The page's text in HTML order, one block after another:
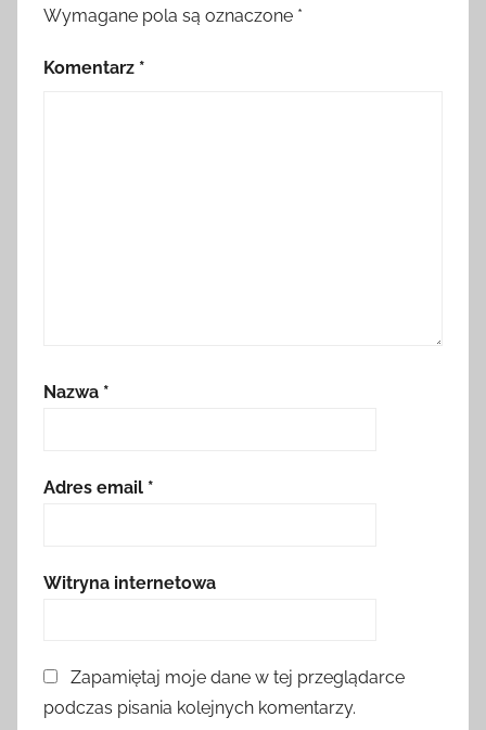
Wymagane pola są oznaczone *
Komentarz *
Nazwa *
Adres email *
Witryna internetowa
Zapamiętaj moje dane w tej przeglądarce
podczas pisania kolejnych komentarzy.